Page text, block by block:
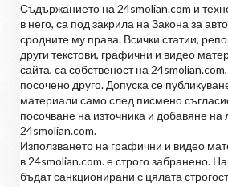
Съдържанието на 24smolian.com и
в него, са под закрила на Закона за
сродните му права. Всички статии,
други текстови, графични и видео
сайта, са собственост на
посочено друго. Допуска се
материали само след писмено
посочване на източника и добавяне на
24smolian.com.
Използването на графични и видео
в 24smolian.com. е строго забранено.
бъдат санкционирани с цялата